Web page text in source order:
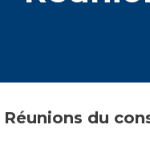
Réunions du